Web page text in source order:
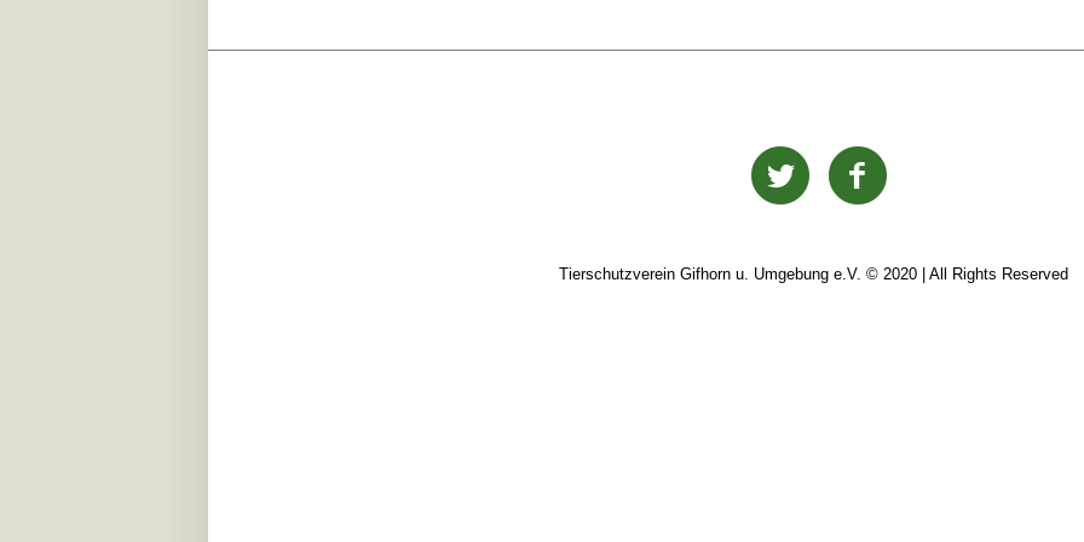
Tierschutzverein Gifhorn u. Umgebung e.V. © 2020 | All Rights Reserved